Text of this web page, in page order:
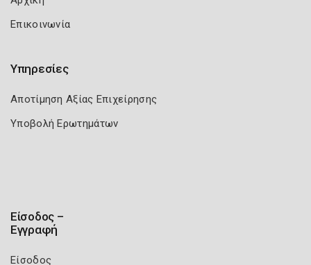
Επικοινωνία
Υπηρεσίες
Αποτίμηση Αξίας Επιχείρησης
Υποβολή Ερωτημάτων
Είσοδος –
Εγγραφή
Είσοδος